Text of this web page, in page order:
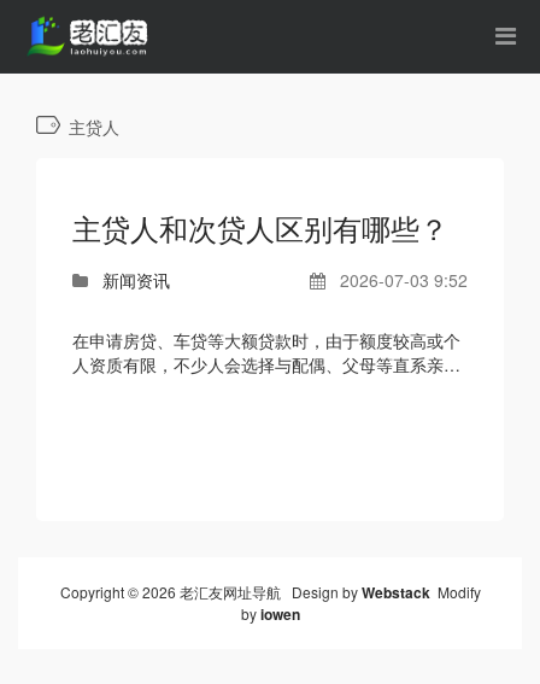
主贷人
主贷人和次贷人区别有哪些？
新闻资讯 2026-07-03 9:52
在申请房贷、车贷等大额贷款时，由于额度较高或个
人资质有限，不少人会选择与配偶、父母等直系亲属
Copyright © 2026 老汇友网址导航 Design byWebstack Modify
byiowen